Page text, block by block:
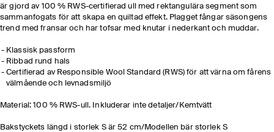
är gjord av 100 % RWS-certifierad ull med rektangulära segment som
sammanfogats för att skapa en quiltad effekt. Plagget fångar säsongens
trend med fransar och har tofsar med knutar i nederkant och muddar.
Klassisk passform
Ribbad rund hals
Certifierad av Responsible Wool Standard (RWS) för att värna om fårens
välmående och levnadsmiljö
Material: 100 % RWS-ull. Inkluderar inte detaljer/Kemtvätt
Bakstyckets längd i storlek S är 52 cm/Modellen bär storlek S